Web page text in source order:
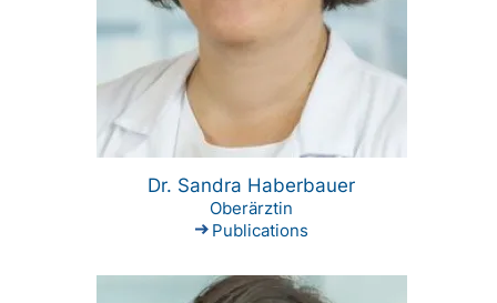
Dr. Sandra Haberbauer
Oberärztin
Publications